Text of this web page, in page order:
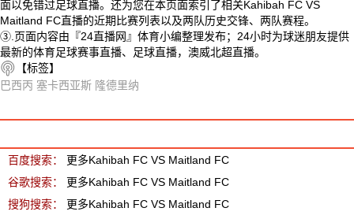
面以免错过足球直播。还为您在本页面索引了相关Kahibah FC VS
Maitland FC直播的近期比赛列表以及两队历史交锋、两队赛程。
③.页面内容由『24直播网』体育小编整理发布；24小时为球迷朋友提供
最新的体育足球赛事直播、足球直播，澳威北超直播。
【标签】
巴西丙 塞卡西亚斯 隆德里纳
百度搜索：
更多Kahibah FC VS Maitland FC
谷歌搜索：
更多Kahibah FC VS Maitland FC
搜狗搜索：
更多Kahibah FC VS Maitland FC